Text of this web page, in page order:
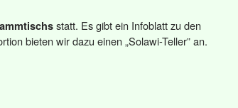
statt. Es gibt ein Infoblatt zu den
bieten wir dazu einen „Solawi-Teller” an.